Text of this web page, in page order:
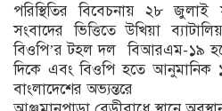
পরিস্থিতির বিবেচনায় ২৮
সংবাদের ভিত্তিতে উখিয়া
বিওপি’র টহল দল বিআরএম-১৯
দিকে এবং বিওপি হতে আনুমানিক
বাংলাদেশের অভ্যন্তরে